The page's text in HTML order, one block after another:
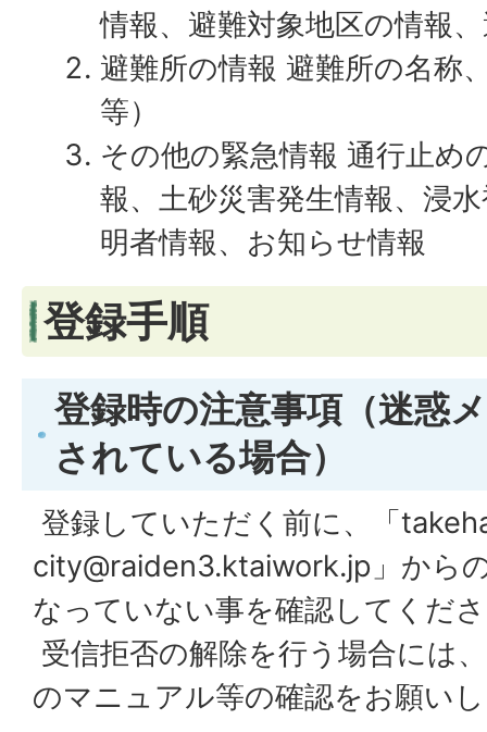
情報、避難対象地区の情報
避難所の情報 避難所の名称
等）
その他の緊急情報 通行止め
報、土砂災害発生情報、浸
明者情報、お知らせ情報
登録手順
登録時の注意事項（迷惑
されている場合）
登録していただく前に、「
city@raiden3.ktaiwork.jp」から
なっていない事を確認してくだ
受信拒否の解除を行う場合には
のマニュアル等の確認をお願い